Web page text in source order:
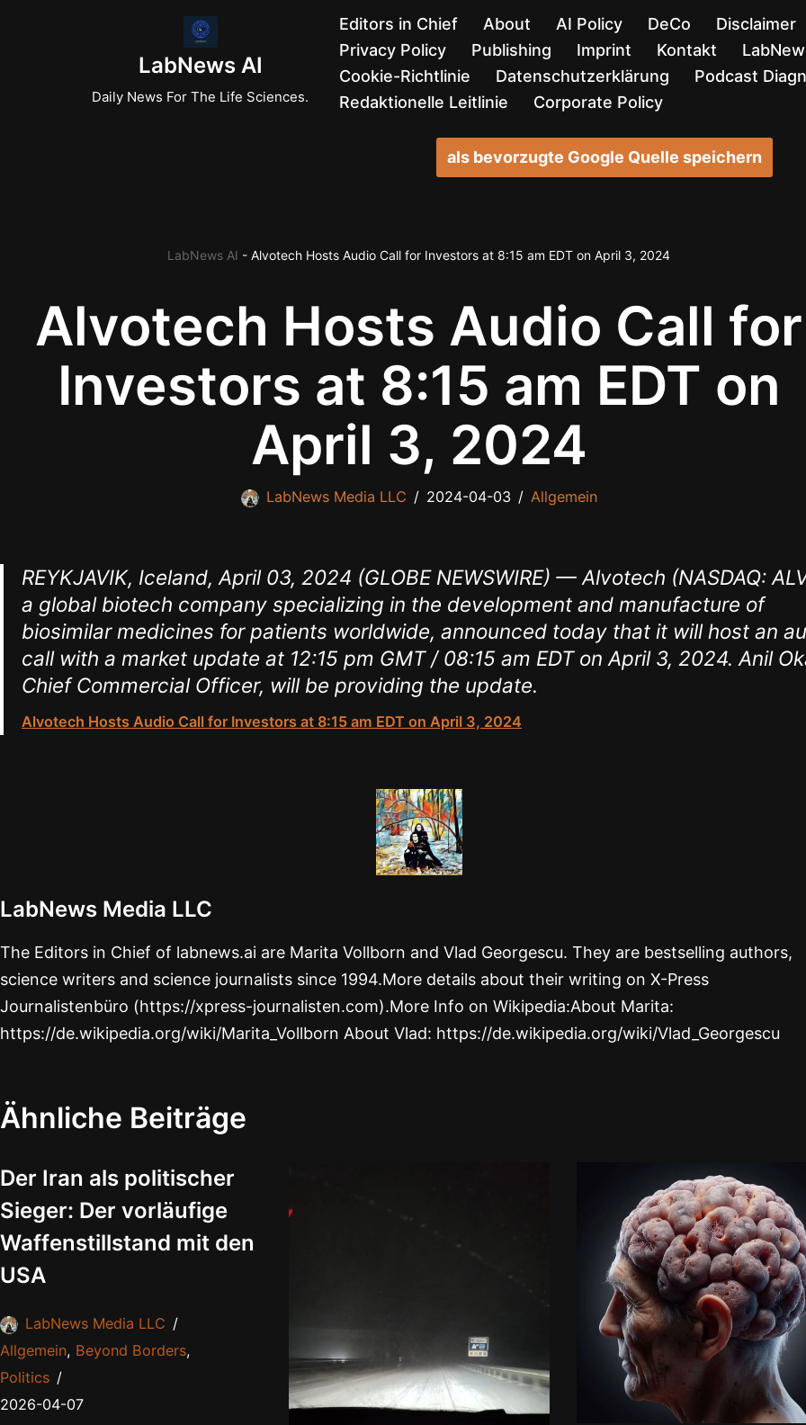
LabNews AI
Daily News For The Life Sciences.
Editors in Chief About AI Policy DeCo
Disclaimer
Privacy Policy
Publishing Imprint Kontakt
Cookie-Richtlinie
Datenschutzerklärung
Podcast
Redaktionelle Leitlinie
Corporate Policy
als bevorzugte Google Quelle speichern
LabNews AI -Alvotech Hosts Audio Call for Investors at 8:15 am EDT on April 3, 2024
Alvotech Hosts Audio Call for
Investors at 8:15 am EDT on
April 3, 2024
LabNews Media LLC 2024-04-03 Allgemein
REYKJAVIK, Iceland, April 03, 2024 (GLOBE NEWSWIRE) — Alvotech (NASDAQ:
a global biotech company specializing in the development and manufacture of
biosimilar medicines for patients worldwide, announced today that it will host an
call with a market update at 12:15 pm GMT / 08:15 am EDT on April 3, 2024. Anil
Chief Commercial Officer, will be providing the update.
Alvotech Hosts Audio Call for Investors at 8:15 am EDT on April 3, 2024
LabNews Media LLC
The Editors in Chief of labnews.ai are Marita Vollborn and Vlad Georgescu. They are bestselling authors,
science writers and science journalists since 1994.More details about their writing on X-Press
Journalistenbüro (https://xpress-journalisten.com).More Info on Wikipedia:About Marita:
https://de.wikipedia.org/wiki/Marita_Vollborn About Vlad: https://de.wikipedia.org/wiki/Vlad_Georgescu
Ähnliche Beiträge
Der Iran als politischer
Sieger: Der vorläufige
Waffenstillstand mit den
USA
LabNews Media LLC
Allgemein, Beyond Borders,
Politics
2026-04-07